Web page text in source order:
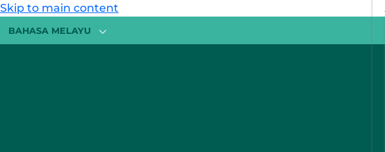
Skip to main content
BAHASA MELAYU